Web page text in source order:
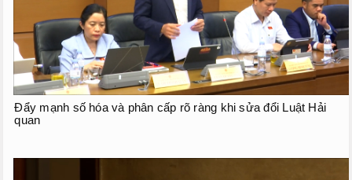
TIẾP XÚC CỬ TRI
CHƯƠNG TRÌNH GIÁM SÁT
Đẩy mạnh số hóa và phân cấp rõ ràng khi sửa đổi Luật Hải
quan